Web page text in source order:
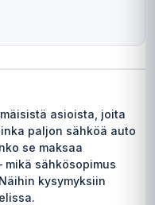
asioista, joita
paljon sähköä auto
se maksaa
mikä sähkösopimus
kysymyksiin